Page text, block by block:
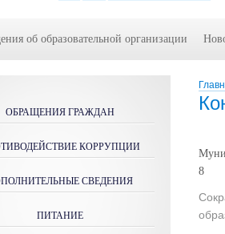
8
ОБРАЩЕНИЯ ГРАЖДАН
КОРРУПЦИИ
СВЕДЕНИЯ
ПИТАНИЕ
об образовательной организации